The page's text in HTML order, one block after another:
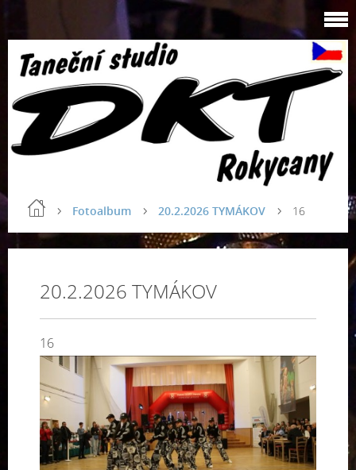
Fotoalbum 20.2.2026 TYMÁKOV 16
20.2.2026 TYMÁKOV
16